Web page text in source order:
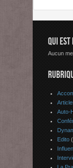
QUI EST
Aucun
Auto-
Edito